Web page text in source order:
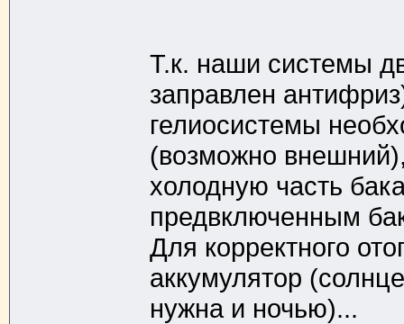
Т.к. наши системы
заправлен
гелиосистемы
(возможно
холодную часть
предвключенным
Для корректного
аккумулятор
нужна и ночью)...